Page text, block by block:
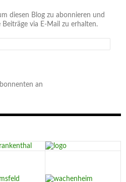
diesen Blog zu abonnieren und
via E-Mail zu erhalten.
an